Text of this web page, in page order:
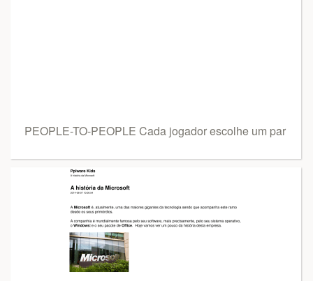
PEOPLE-TO-PEOPLE Cada jogador escolhe um par